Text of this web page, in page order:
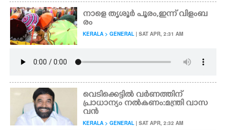
നാളെ തൃശൂർ പൂരം,ഇന്ന് വിളംബ
രം
KERALA > GENERAL | SAT APR, 2:31 AM
വെടിക്കെട്ടിൽ വർണത്തിന്
പ്രാധാന്യം നൽകണം:മന്ത്രി വാസ
വൻ
KERALA > GENERAL | SAT APR, 2:32 AM